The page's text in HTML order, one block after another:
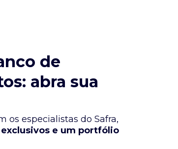
de
abra sua
os especialistas do Safra,
e um portfólio